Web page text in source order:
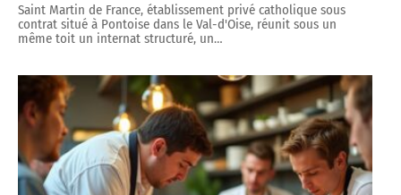
Saint Martin de France, établissement privé catholique sous
contrat situé à Pontoise dans le Val-d'Oise, réunit sous un
même toit un internat structuré, un…